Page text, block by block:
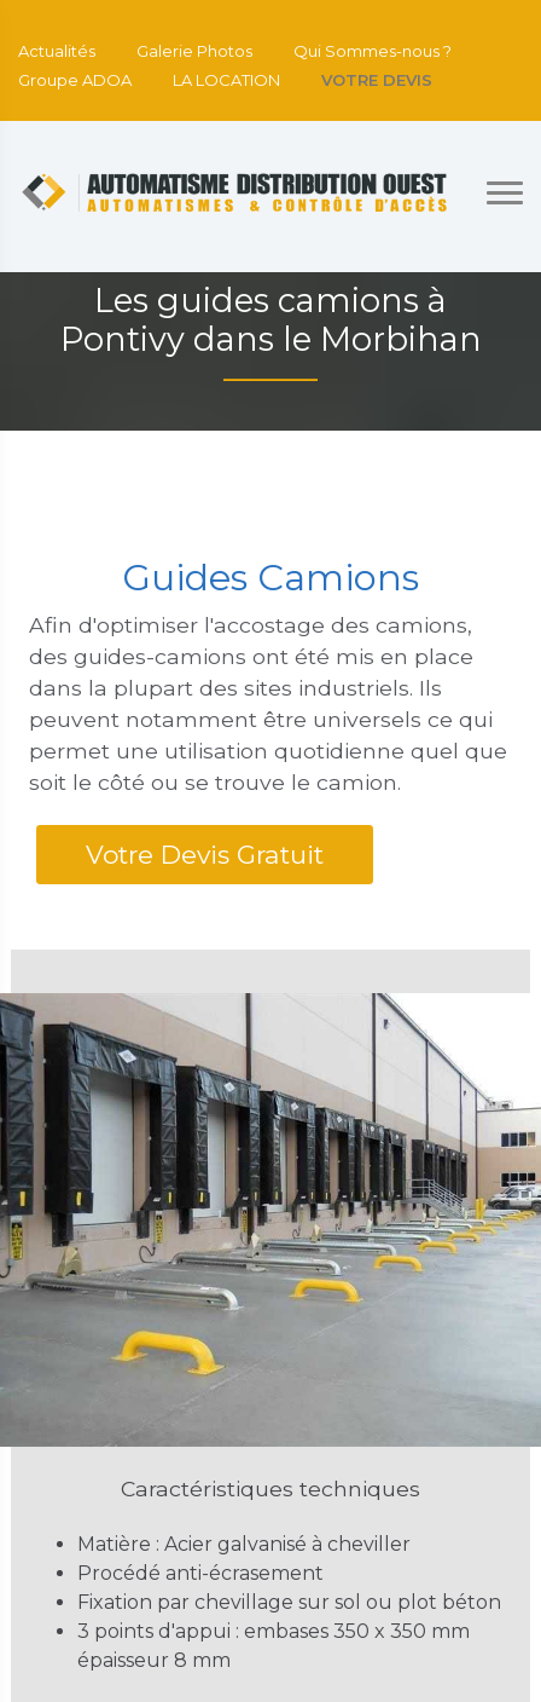
Actualités Galerie Photos
Qui Sommes-nous ?
Groupe ADOA
LA LOCATION VOTRE DEVIS
Les guides camions à
Pontivy dans le Morbihan
Guides Camions
Afin d'optimiser l'accostage des camions,
des guides-camions ont été mis en place
dans la plupart des sites industriels. Ils
peuvent notamment être universels ce qui
permet une utilisation quotidienne quel que
soit le côté ou se trouve le camion.
Votre Devis Gratuit
Caractéristiques techniques
Matière : Acier galvanisé à cheviller
Procédé anti-écrasement
Fixation par chevillage sur sol ou plot béton
3 points d'appui : embases 350 x 350 mm
épaisseur 8 mm